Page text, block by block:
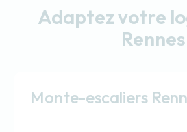
Adaptez votre
Rennes
Monte-escaliers